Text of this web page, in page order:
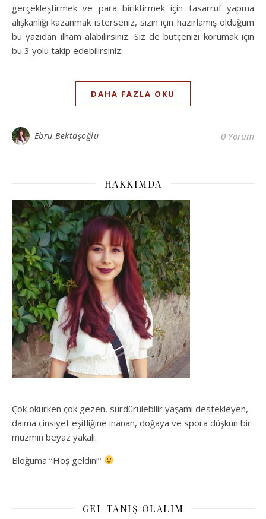
gerçekleştirmek ve para biriktirmek için tasarruf yapma
alışkanlığı kazanmak isterseniz, sizin için hazırlamış olduğum
bu yazıdan ilham alabilirsiniz. Siz de bütçenizi korumak için
bu 3 yolu takip edebilirsiniz:
DAHA FAZLA OKU
Ebru Bektaşoğlu 0 Yorum
HAKKIMDA
Çok okurken çok gezen, sürdürülebilir yaşamı destekleyen,
daima cinsiyet eşitliğine inanan, doğaya ve spora düşkün bir
müzmin beyaz yakalı.
Bloğuma ‘’Hoş geldin!’’
GEL TANIŞ OLALIM